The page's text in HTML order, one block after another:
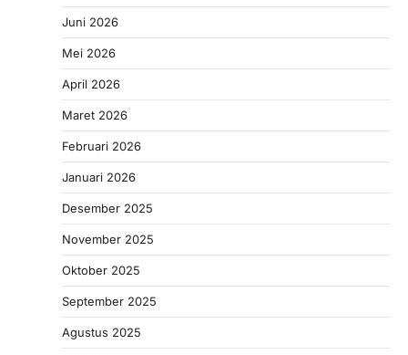
Juni 2026
Mei 2026
April 2026
Maret 2026
Februari 2026
Januari 2026
Desember 2025
November 2025
Oktober 2025
September 2025
Agustus 2025